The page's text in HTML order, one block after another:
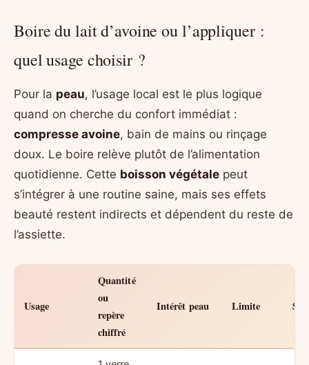
Boire du lait d’avoine ou l’appliquer :
quel usage choisir ?
Pour la peau, l’usage local est le plus logique
quand on cherche du confort immédiat :
compresse avoine, bain de mains ou rinçage
doux. Le boire relève plutôt de l’alimentation
quotidienne. Cette boisson végétale peut
s’intégrer à une routine saine, mais ses effets
beauté restent indirects et dépendent du reste de
l’assiette.
Usage
Quantité
ou
repère
chiffré
Intérêt peau Limite